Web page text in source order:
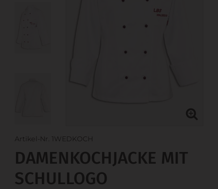
Artikel-Nr. 1WEDKOCH
DAMENKOCHJACKE MIT
SCHULLOGO